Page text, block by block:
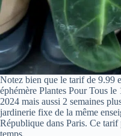
Notez bien que le tarif de 9.99
éphémère Plantes Pour Tous
2024 mais aussi 2 semaines
jardinerie fixe de la même
République dans Paris. Ce tarif
temps.